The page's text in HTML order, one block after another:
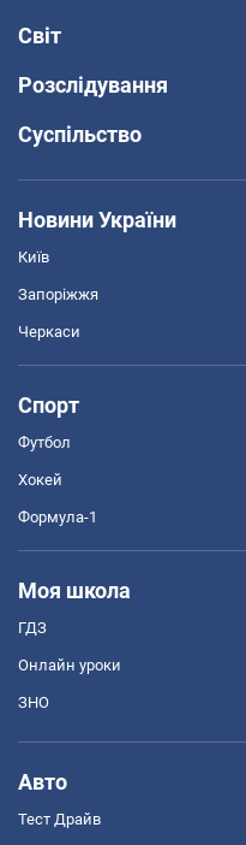
Світ
Розслідування
Суспільство
Новини України
Київ
Запоріжжя
Черкаси
Спорт
Футбол
Хокей
Формула-1
Моя школа
ГДЗ
Онлайн уроки
ЗНО
Авто
Тест Драйв